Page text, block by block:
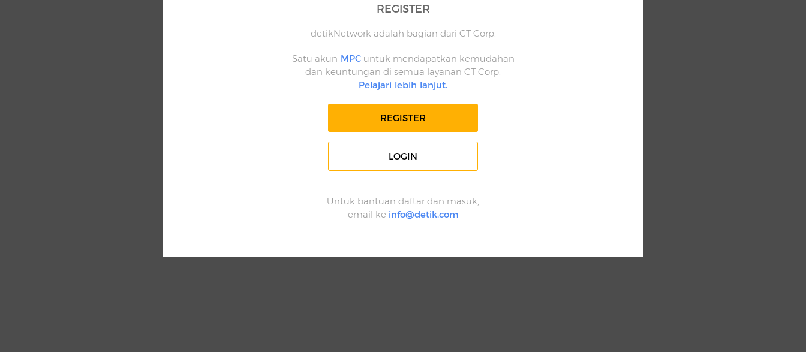
REGISTER
detikNetwork adalah bagian dari CT Corp.
Satu akun MPCuntuk mendapatkan kemudahan
dan keuntungan di semua layanan CT Corp.
Pelajari lebih lanjut.
REGISTER
LOGIN
Untuk bantuan daftar dan masuk,
email ke info@detik.com